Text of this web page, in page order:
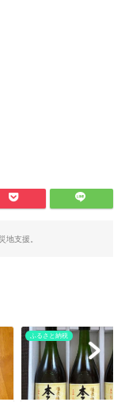
地支援。
ふるさと納税